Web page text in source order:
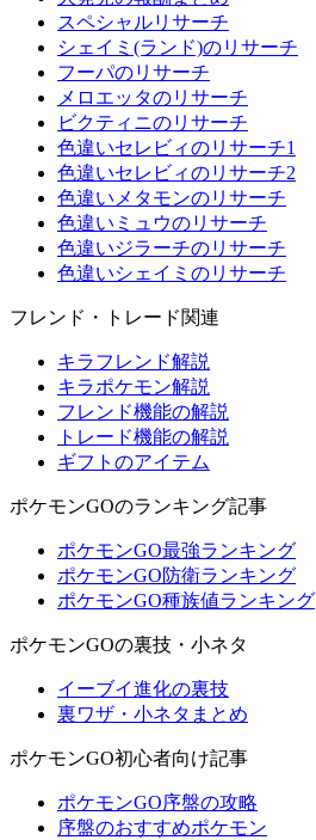
スペシャルリサーチ
シェイミ(ランド)のリサーチ
フーパのリサーチ
メロエッタのリサーチ
ビクティニのリサーチ
色違いセレビィのリサーチ1
色違いセレビィのリサーチ2
色違いメタモンのリサーチ
色違いミュウのリサーチ
色違いジラーチのリサーチ
色違いシェイミのリサーチ
フレンド・トレード関連
キラフレンド解説
キラポケモン解説
フレンド機能の解説
トレード機能の解説
ギフトのアイテム
ポケモンGOのランキング記事
ポケモンGO最強ランキング
ポケモンGO防衛ランキング
ポケモンGO種族値ランキング
ポケモンGOの裏技・小ネタ
イーブイ進化の裏技
裏ワザ・小ネタまとめ
ポケモンGO初心者向け記事
ポケモンGO序盤の攻略
序盤のおすすめポケモン